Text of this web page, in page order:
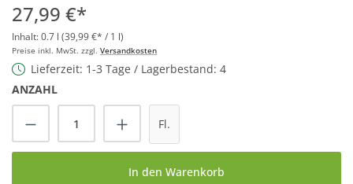
27,99 €*
Inhalt:0.7 l (39,99 €* / 1 l)
Preise inkl. MwSt. zzgl. Versandkosten
Lieferzeit: 1-3 Tage / Lagerbestand: 4
ANZAHL
Produkt Anzahl: Gib den gewünschten
Fl.
In den Warenkorb